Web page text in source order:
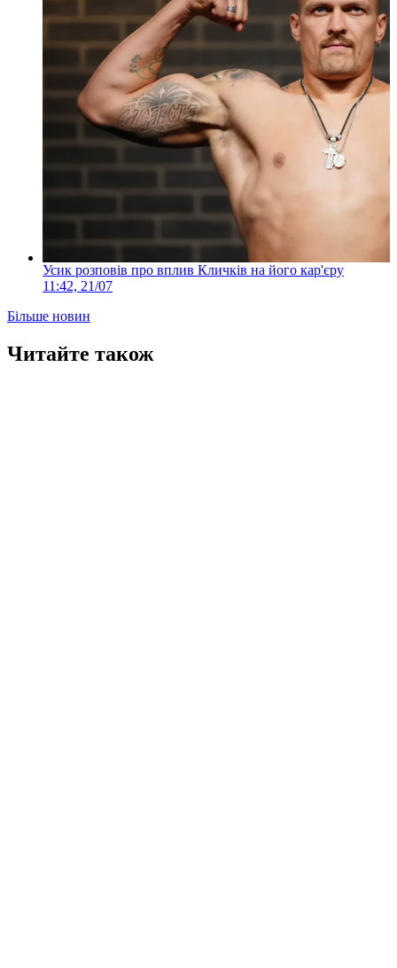
Усик розповів про вплив Кличків на його кар'єру
11:42, 21/07
Більше новин
Читайте також